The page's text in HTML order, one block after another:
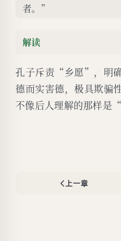
者。”
解读
孔子斥责“乡愿”，明
德而实害德，极具欺骗
不像后人理解的那样
上一章